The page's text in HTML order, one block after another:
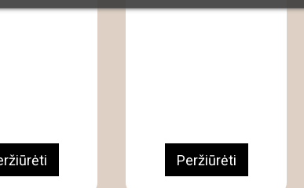
Peržiūrėti